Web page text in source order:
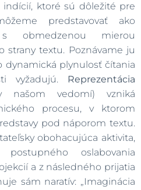
ktoré sú dôležité pre
predstavovať ako
obmedzenou mierou
strany textu. Poznávame ju
dynamická plynulosť čítania
vyžadujú. Reprezentácia
vedomí) vzniká
procesu, v ktorom
pod náporom textu.
obohacujúca aktivita,
oslabovania
a z následného prijatia
sám naratív: „Imaginácia